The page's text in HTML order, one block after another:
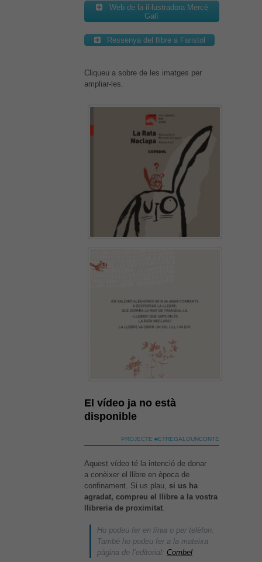
Web de la il·lustradora Mercè
Galí
Ressenya del llibre a Faristol
Cliqueu a sobre de les imatges per
ampliar-les.
El vídeo ja no està
disponible
PROJECTE #ETREGALOUNCONTE
Aquest vídeo té la intenció de donar
a conèixer el llibre en època de
confinament. Si us plau, si us ha
agradat, compreu el llibre a la vostra
llibreria de proximitat.
Ho podeu fer en línia o per telèfon.
També ho podeu fer a la mateixa
pàgina de l’editorial:Combel